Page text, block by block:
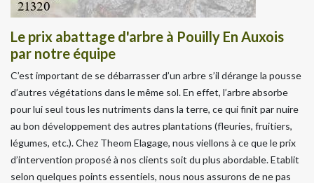
Le prix abattage d'arbre à Pouilly En Auxois
par notre équipe
C’est important de se débarrasser d’un arbre s’il dérange la pousse
d’autres végétations dans le même sol. En effet, l’arbre absorbe
pour lui seul tous les nutriments dans la terre, ce qui finit par nuire
au bon développement des autres plantations (fleuries, fruitiers,
légumes, etc.). Chez Theom Elagage, nous viellons à ce que le prix
d’intervention proposé à nos clients soit du plus abordable. Etablit
selon quelques points essentiels, nous nous assurons de ne pas